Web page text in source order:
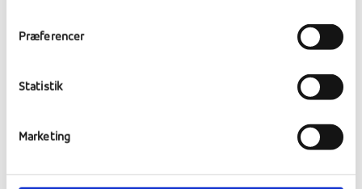
Præferencer
Statistik
Marketing